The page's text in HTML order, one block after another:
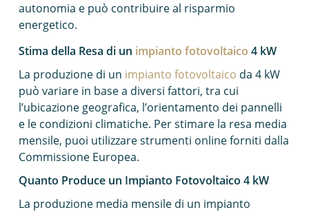
autonomia e può contribuire al risparmio
energetico.
Stima della Resa di un impianto fotovoltaico 4 kW
La produzione di un impianto fotovoltaico da 4 kW
può variare in base a diversi fattori, tra cui
l’ubicazione geografica, l’orientamento dei pannelli
e le condizioni climatiche. Per stimare la resa media
mensile, puoi utilizzare strumenti online forniti dalla
Commissione Europea.
Quanto Produce un Impianto Fotovoltaico 4 kW
La produzione media mensile di un impianto